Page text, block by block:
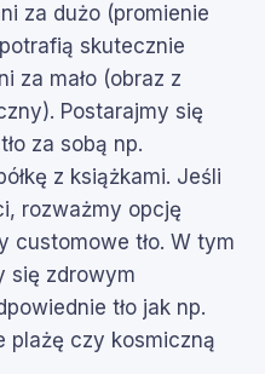
za dużo (promienie
skutecznie
za mało (obraz z
Postarajmy się
za sobą np.
z książkami. Jeśli
rozważmy opcję
customowe tło. W tym
się zdrowym
tło jak np.
plażę czy kosmiczną